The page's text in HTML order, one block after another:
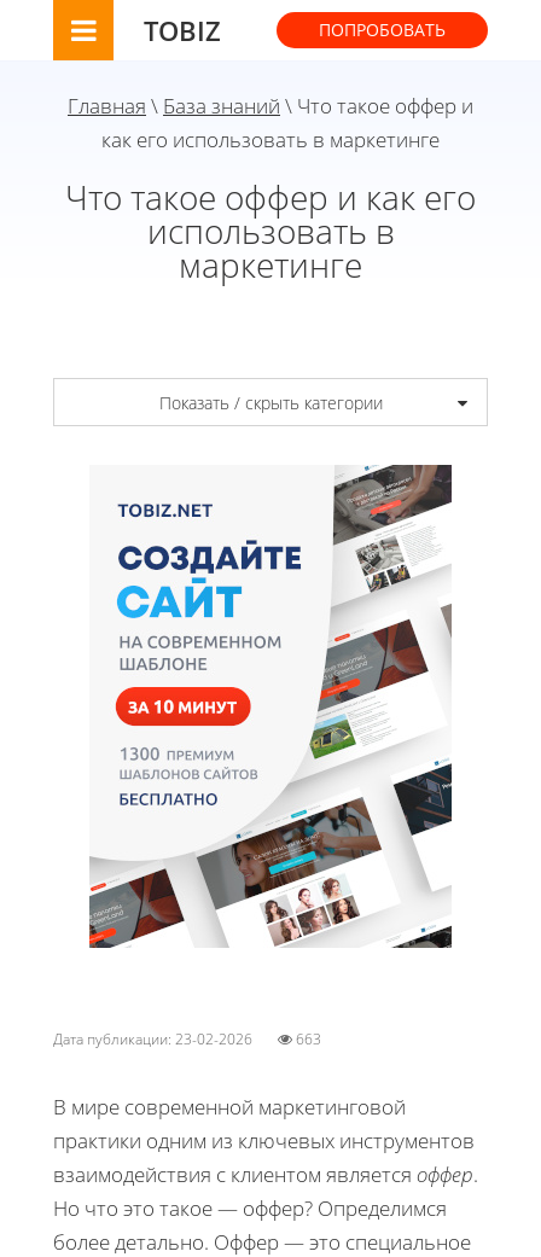
TOBIZ ПОПРОБОВАТЬ
Главная \ База знаний \ Что такое оффер и
как его использовать в маркетинге
Что такое оффер и как его
использовать в
маркетинге
Показать / скрыть категории
Дата публикации: 23-02-2026 663
В мире современной маркетинговой
практики одним из ключевых инструментов
взаимодействия с клиентом является оффер.
Но что это такое — оффер? Определимся
более детально. Оффер — это специальное